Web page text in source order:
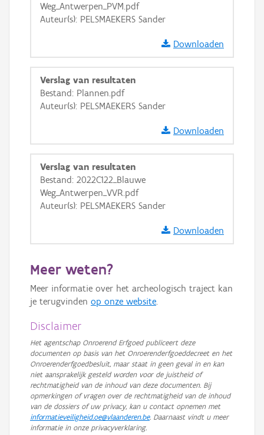
+ −
Basis Lagen
Ortho
GRB-Basiskaart in grijswaarden
Weg_Antwerpen_PVM.pdf
Auteur(s): PELSMAEKERS Sander
Downloaden
Verslag van resultaten
Bestand: Plannen.pdf
Auteur(s): PELSMAEKERS Sander
Downloaden
Verslag van resultaten
Bestand: 2022C122_Blauwe
Weg_Antwerpen_VVR.pdf
Auteur(s): PELSMAEKERS Sander
Downloaden
Meer weten?
Meer informatie over het archeologisch traject kan
je terugvinden op onze website.
Disclaimer
Het agentschap Onroerend Erfgoed publiceert deze
documenten op basis van het Onroerenderfgoeddecreet en het
Onroerenderfgoedbesluit, maar staat in geen geval in en kan
niet aansprakelijk gesteld worden voor de juistheid of
rechtmatigheid van de inhoud van deze documenten. Bij
opmerkingen of vragen over de rechtmatigheid van de inhoud
van de dossiers of uw privacy, kan u contact opnemen met
informatieveiligheid.oe@vlaanderen.be. Daarnaast vindt u meer
informatie in onze privacyverklaring.